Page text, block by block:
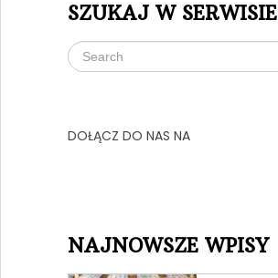
SZUKAJ W SERWISIE
DOŁĄCZ DO NAS NA
NAJNOWSZE WPISY